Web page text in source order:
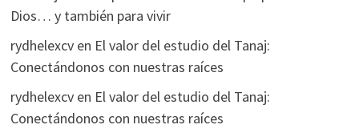
Dios… y también para vivir
rydhelexcven El valor del estudio del Tanaj:
Conectándonos con nuestras raíces
rydhelexcven El valor del estudio del Tanaj:
Conectándonos con nuestras raíces